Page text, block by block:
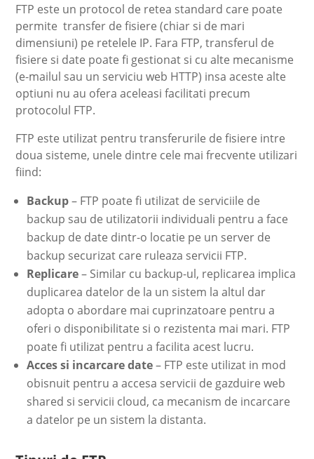
FTP este un protocol de retea standard care poate
permite transfer de fisiere (chiar si de mari
dimensiuni) pe retelele IP. Fara FTP, transferul de
fisiere si date poate fi gestionat si cu alte mecanisme
(e-mailul sau un serviciu web HTTP) insa aceste alte
optiuni nu au ofera aceleasi facilitati precum
protocolul FTP.
FTP este utilizat pentru transferurile de fisiere intre
doua sisteme, unele dintre cele mai frecvente utilizari
fiind:
Backup– FTP poate fi utilizat de serviciile de
backup sau de utilizatorii individuali pentru a face
backup de date dintr-o locatie pe un server de
backup securizat care ruleaza servicii FTP.
Replicare– Similar cu backup-ul, replicarea implica
duplicarea datelor de la un sistem la altul dar
adopta o abordare mai cuprinzatoare pentru a
oferi o disponibilitate si o rezistenta mai mari. FTP
poate fi utilizat pentru a facilita acest lucru.
Acces si incarcare date– FTP este utilizat in mod
obisnuit pentru a accesa servicii de gazduire web
shared si servicii cloud, ca mecanism de incarcare
a datelor pe un sistem la distanta.